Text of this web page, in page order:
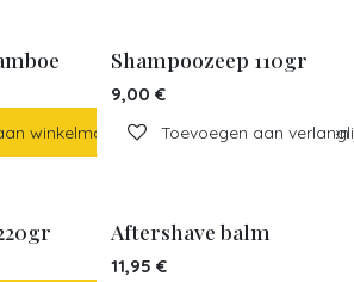
winkelmandje
Shampoozeep 110gr
9,00 €
Toevoegen aan
Aftershave balm
11,95 €